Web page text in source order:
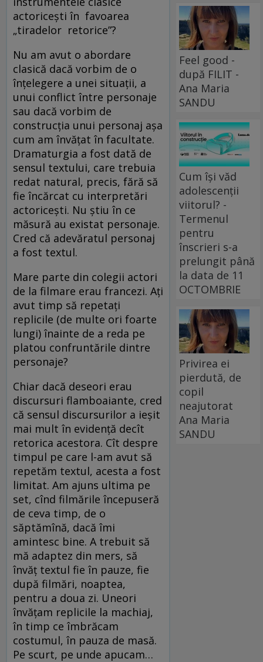
actoricești în favoarea
„tiradelor retorice”?
Nu am avut o abordare
clasică dacă vorbim de o
înțelegere a unei situații, a
unui conflict între personaje
sau dacă vorbim de
construcția unui personaj așa
cum am învățat în facultate.
Dramaturgia a fost dată de
sensul textului, care trebuia
redat natural, precis, fără să
fie încărcat cu interpretări
actoricești. Nu știu în ce
măsură au existat personaje.
Cred că adevăratul personaj
a fost textul.
Mare parte din colegii actori
de la filmare erau francezi. Ați
avut timp să repetați
replicile (de multe ori foarte
lungi) înainte de a reda pe
platou confruntările dintre
personaje?
Chiar dacă deseori erau
discursuri flamboaiante, cred
că sensul discursurilor a ieșit
mai mult în evidență decît
retorica acestora. Cît despre
timpul pe care l-am avut să
repetăm textul, acesta a fost
limitat. Am ajuns ultima pe
set, cînd filmările începuseră
de ceva timp, de o
săptămînă, dacă îmi
amintesc bine. A trebuit să
mă adaptez din mers, să
învăț textul fie în pauze, fie
după filmări, noaptea,
pentru a doua zi. Uneori
învățam replicile la machiaj,
în timp ce îmbrăcam
costumul, în pauza de masă.
Pe scurt, pe unde apucam…
Feel good -
după FILIT -
Ana Maria
SANDU
Cum își văd
adolescenții
viitorul? -
Termenul
pentru
înscrieri s-a
prelungit până
la data de 11
OCTOMBRIE
Privirea ei
pierdută, de
copil
neajutorat
Ana Maria
SANDU